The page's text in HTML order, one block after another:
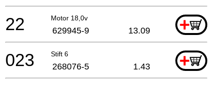
Motor 18,0v +
22 629945-9 13.09
Stift 6 +
023 268076-5 1.43